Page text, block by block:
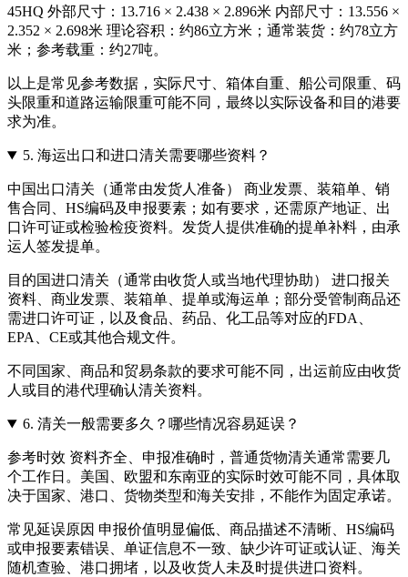
45HQ 外部尺寸：13.716 × 2.438 × 2.896米 内部尺寸：13.556 ×
2.352 × 2.698米 理论容积：约86立方米；通常装货：约78立方
米；参考载重：约27吨。
以上是常见参考数据，实际尺寸、箱体自重、船公司限重、码
头限重和道路运输限重可能不同，最终以实际设备和目的港要
求为准。
5. 海运出口和进口清关需要哪些资料？
中国出口清关（通常由发货人准备） 商业发票、装箱单、销
售合同、HS编码及申报要素；如有要求，还需原产地证、出
口许可证或检验检疫资料。发货人提供准确的提单补料，由承
运人签发提单。
目的国进口清关（通常由收货人或当地代理协助） 进口报关
资料、商业发票、装箱单、提单或海运单；部分受管制商品还
需进口许可证，以及食品、药品、化工品等对应的FDA、
EPA、CE或其他合规文件。
不同国家、商品和贸易条款的要求可能不同，出运前应由收货
人或目的港代理确认清关资料。
6. 清关一般需要多久？哪些情况容易延误？
参考时效 资料齐全、申报准确时，普通货物清关通常需要几
个工作日。美国、欧盟和东南亚的实际时效可能不同，具体取
决于国家、港口、货物类型和海关安排，不能作为固定承诺。
常见延误原因 申报价值明显偏低、商品描述不清晰、HS编码
或申报要素错误、单证信息不一致、缺少许可证或认证、海关
随机查验、港口拥堵，以及收货人未及时提供进口资料。